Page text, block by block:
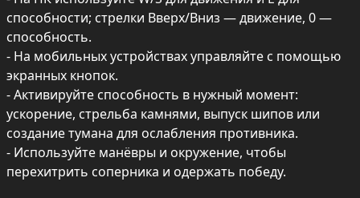
способности; стрелки Вверх/Вниз — движение, 0 —
способность.
- На мобильных устройствах управляйте с помощью
экранных кнопок.
- Активируйте способность в нужный момент:
ускорение, стрельба камнями, выпуск шипов или
создание тумана для ослабления противника.
- Используйте манёвры и окружение, чтобы
перехитрить соперника и одержать победу.